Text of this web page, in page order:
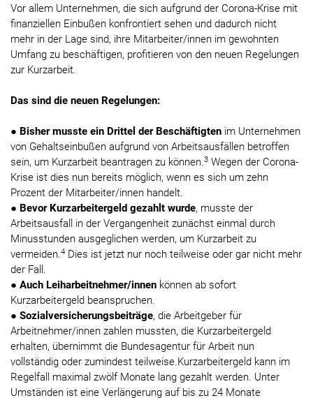
Vor allem Unternehmen, die sich aufgrund der Corona-Krise mit
finanziellen Einbußen konfrontiert sehen und dadurch nicht
mehr in der Lage sind, ihre Mitarbeiter/innen im gewohnten
Umfang zu beschäftigen, profitieren von den neuen Regelungen
zur Kurzarbeit.
Das sind die neuen Regelungen:
● Bisher musste ein Drittel der Beschäftigten im Unternehmen
von Gehaltseinbußen aufgrund von Arbeitsausfällen betroffen
sein, um Kurzarbeit beantragen zu können.3 Wegen der Corona-
Krise ist dies nun bereits möglich, wenn es sich um zehn
Prozent der Mitarbeiter/innen handelt.
● Bevor Kurzarbeitergeld gezahlt wurde, musste der
Arbeitsausfall in der Vergangenheit zunächst einmal durch
Minusstunden ausgeglichen werden, um Kurzarbeit zu
vermeiden.4 Dies ist jetzt nur noch teilweise oder gar nicht mehr
der Fall.
● Auch Leiharbeitnehmer/innen können ab sofort
Kurzarbeitergeld beanspruchen.
● Sozialversicherungsbeiträge, die Arbeitgeber für
Arbeitnehmer/innen zahlen mussten, die Kurzarbeitergeld
erhalten, übernimmt die Bundesagentur für Arbeit nun
vollständig oder zumindest teilweise.Kurzarbeitergeld kann im
Regelfall maximal zwölf Monate lang gezahlt werden. Unter
Umständen ist eine Verlängerung auf bis zu 24 Monate